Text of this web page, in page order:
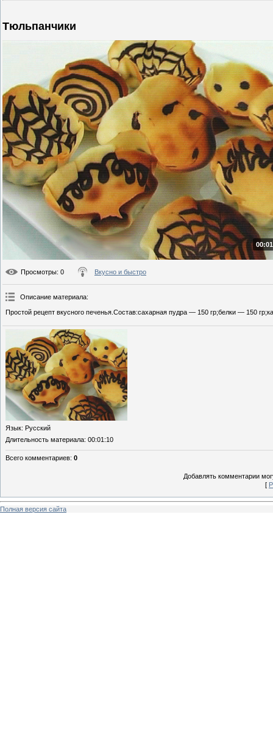
Тюльпанчики
Просмотры: 0 Вкусно и быстро
Описание материала:
Простой рецепт вкусного печенья.Состав:сахарная пудра — 150 гр;белки — 150
Язык: Русский
Длительность материала: 00:01:10
Всего комментариев: 0
Добавлять комментарии
[
Полная версия сайта